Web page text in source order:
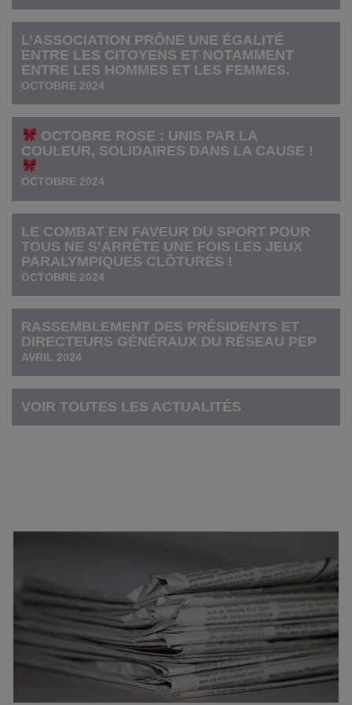
L’ASSOCIATION PRÔNE UNE ÉGALITÉ
ENTRE LES CITOYENS ET NOTAMMENT
ENTRE LES HOMMES ET LES FEMMES.
OCTOBRE 2024
OCTOBRE ROSE : UNIS PAR LA
COULEUR, SOLIDAIRES DANS LA CAUSE !
OCTOBRE 2024
LE COMBAT EN FAVEUR DU SPORT POUR
TOUS NE S’ARRÊTE UNE FOIS LES JEUX
PARALYMPIQUES CLÔTURÉS !
OCTOBRE 2024
RASSEMBLEMENT DES PRÉSIDENTS ET
DIRECTEURS GÉNÉRAUX DU RÉSEAU PEP
AVRIL 2024
VOIR TOUTES LES ACTUALITÉS